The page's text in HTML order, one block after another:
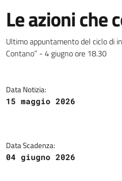
Le azioni che
Ultimo appuntamento del ciclo di
Contano” - 4 giugno ore 18.30
Data Notizia:
15 maggio 2026
Data Scadenza:
04 giugno 2026